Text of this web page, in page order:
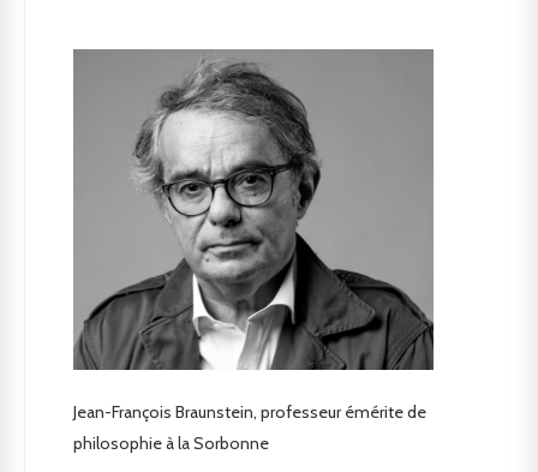
Jean-François Braunstein, professeur émérite de
philosophie à la Sorbonne